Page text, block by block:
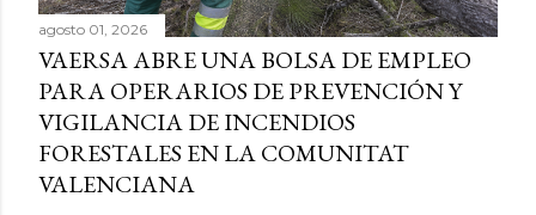
agosto 01, 2026
VAERSA ABRE UNA BOLSA DE EMPLEO
PARA OPERARIOS DE PREVENCIÓN Y
VIGILANCIA DE INCENDIOS
FORESTALES EN LA COMUNITAT
VALENCIANA